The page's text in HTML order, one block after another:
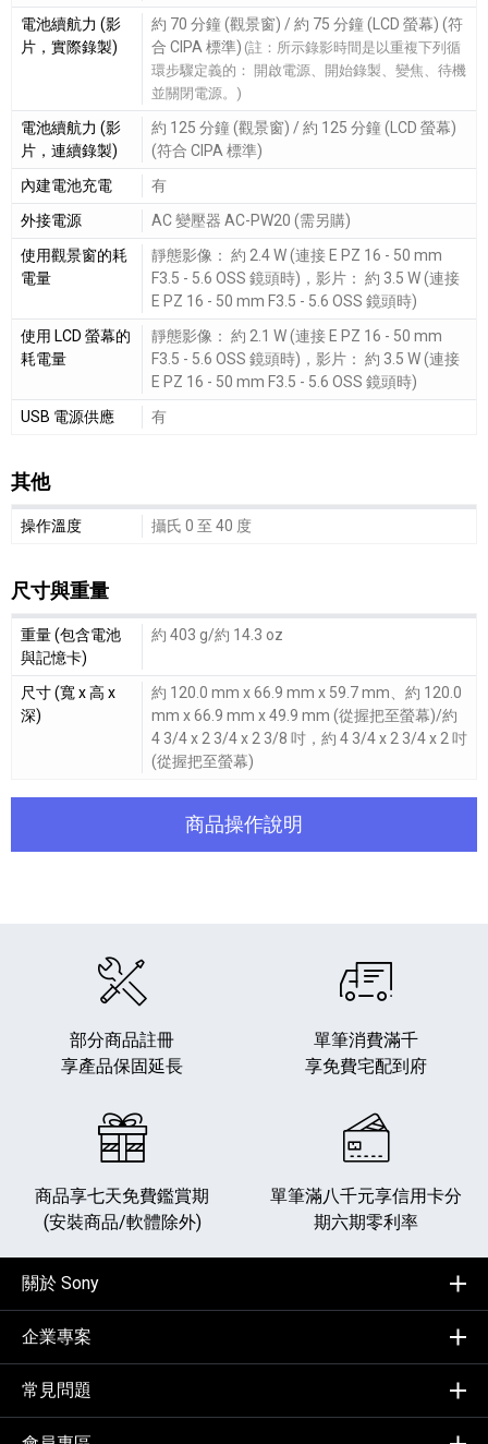
電池續航力 (影
片，實際錄製)
約 70 分鐘 (觀景窗) / 約 75 分鐘 (LCD 螢幕) (符
合 CIPA 標準) (註：所示錄影時間是以重複下列循
環步驟定義的： 開啟電源、開始錄製、變焦、待機
並關閉電源。)
電池續航力 (影
片，連續錄製)
約 125 分鐘 (觀景窗) / 約 125 分鐘 (LCD 螢幕)
(符合 CIPA 標準)
內建電池充電
有
外接電源
AC 變壓器 AC-PW20 (需另購)
使用觀景窗的耗
電量
靜態影像： 約 2.4 W (連接 E PZ 16 - 50 mm
F3.5 - 5.6 OSS 鏡頭時)，影片： 約 3.5 W (連接
E PZ 16 - 50 mm F3.5 - 5.6 OSS 鏡頭時)
使用 LCD 螢幕的
耗電量
靜態影像： 約 2.1 W (連接 E PZ 16 - 50 mm
F3.5 - 5.6 OSS 鏡頭時)，影片： 約 3.5 W (連接
E PZ 16 - 50 mm F3.5 - 5.6 OSS 鏡頭時)
USB 電源供應
有
其他
其他細節敘述
操作溫度 攝氏 0 至 40 度
尺寸與重量
尺寸與重量細節敘述
重量 (包含電池
與記憶卡)
約 403 g/約 14.3 oz
尺寸 (寬 x 高 x
深)
約 120.0 mm x 66.9 mm x 59.7 mm、約 120.0
mm x 66.9 mm x 49.9 mm (從握把至螢幕)/約
4 3/4 x 2 3/4 x 2 3/8 吋，約 4 3/4 x 2 3/4 x 2 吋
(從握把至螢幕)
商品操作說明
部分商品註冊
享產品保固延長
單筆消費滿千
享免費宅配到府
商品享七天免費鑑賞期
(安裝商品/軟體除外)
單筆滿八千元享信用卡分
期六期零利率
關於 Sony
企業專案
常見問題